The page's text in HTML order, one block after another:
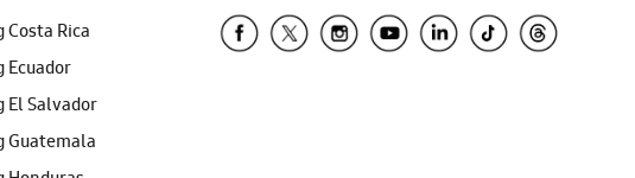
Costa Rica
Ecuador
El Salvador
Guatemala